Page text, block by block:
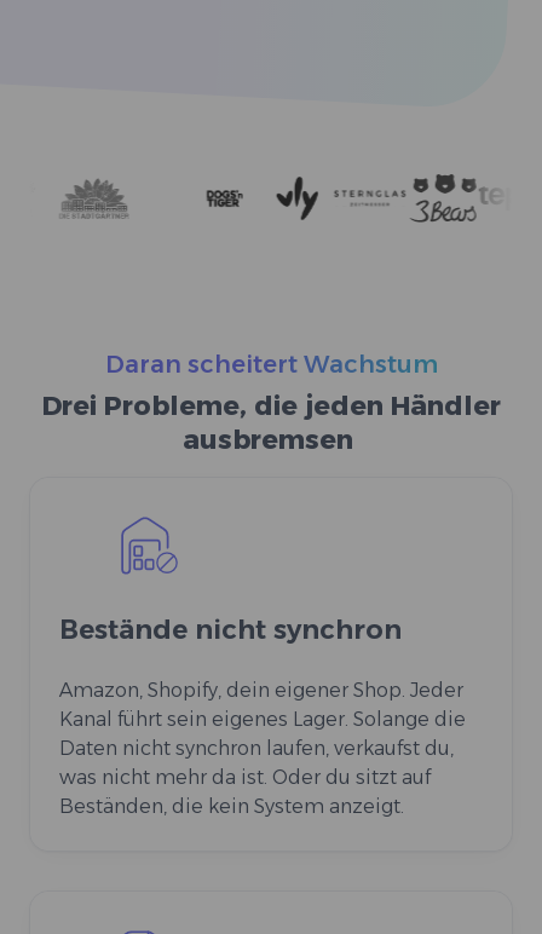
Daran scheitert Wachstum
Drei Probleme, die jeden Händler
ausbremsen
Bestände nicht synchron
Amazon, Shopify, dein eigener Shop. Jeder
Kanal führt sein eigenes Lager. Solange die
Daten nicht synchron laufen, verkaufst du,
was nicht mehr da ist. Oder du sitzt auf
Beständen, die kein System anzeigt.